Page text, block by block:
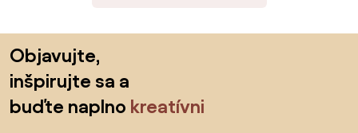
Objavujte,
inšpirujte sa a
buďte naplno kreatívni